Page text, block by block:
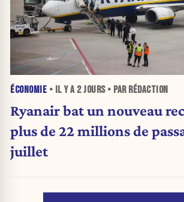
ÉCONOMIE • IL Y A 2 JOURS• PAR RÉDACTION
Ryanair bat un nouveau
plus de 22 millions de
juillet